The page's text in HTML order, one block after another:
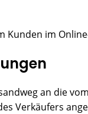
im
an die
Verkäufers